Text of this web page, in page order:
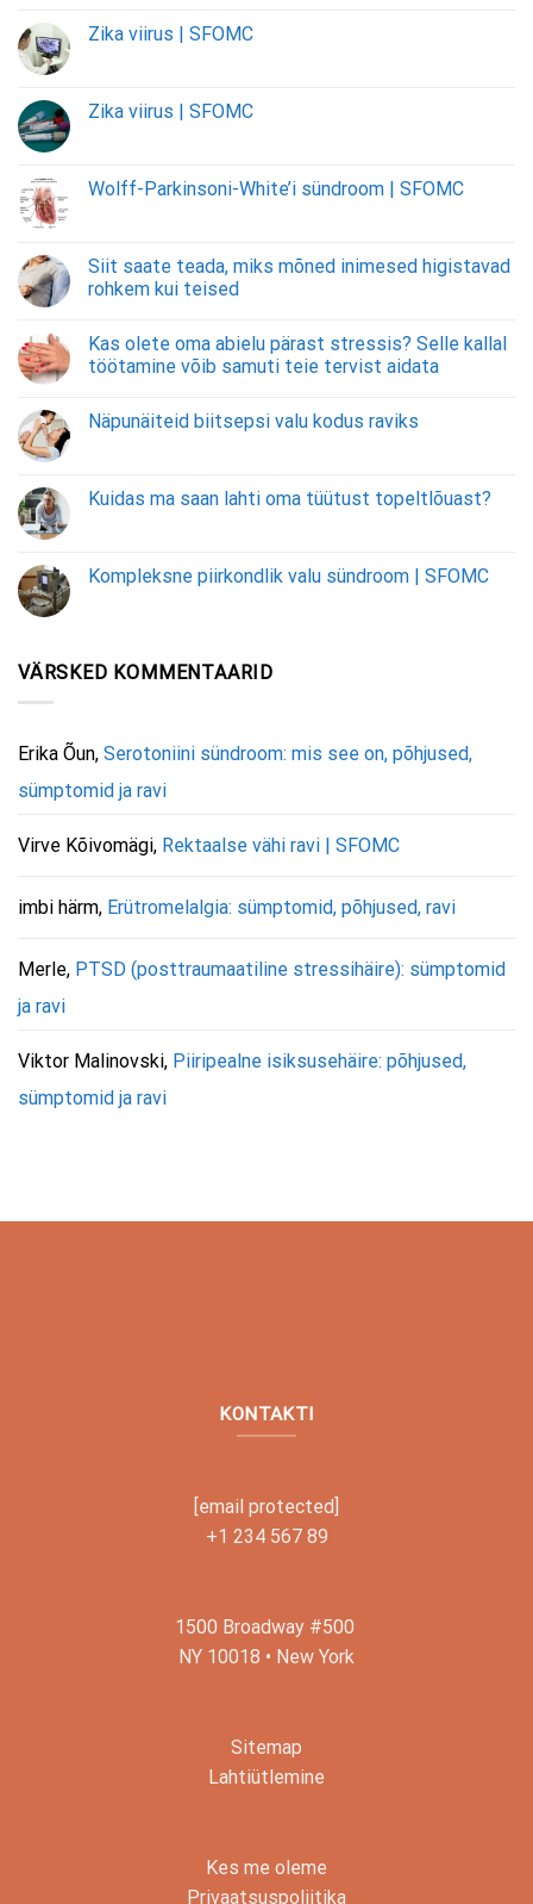
Zika viirus | SFOMC
Zika viirus | SFOMC
Wolff-Parkinsoni-White’i sündroom | SFOMC
Siit saate teada, miks mõned inimesed higistavad
rohkem kui teised
Kas olete oma abielu pärast stressis? Selle kallal
töötamine võib samuti teie tervist aidata
Näpunäiteid biitsepsi valu kodus raviks
Kuidas ma saan lahti oma tüütust topeltlõuast?
Kompleksne piirkondlik valu sündroom | SFOMC
VÄRSKED KOMMENTAARID
Erika Õun, Serotoniini sündroom: mis see on, põhjused,
sümptomid ja ravi
Virve Kõivomägi, Rektaalse vähi ravi | SFOMC
imbi härm, Erütromelalgia: sümptomid, põhjused, ravi
Merle, PTSD (posttraumaatiline stressihäire): sümptomid
ja ravi
Viktor Malinovski, Piiripealne isiksusehäire: põhjused,
sümptomid ja ravi
KONTAKTI
[email protected]
+1 234 567 89
1500 Broadway #500
NY 10018 • New York
Sitemap
Lahtiütlemine
Kes me oleme
Privaatsuspoliitika